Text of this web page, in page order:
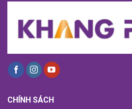
CHÍNH SÁCH